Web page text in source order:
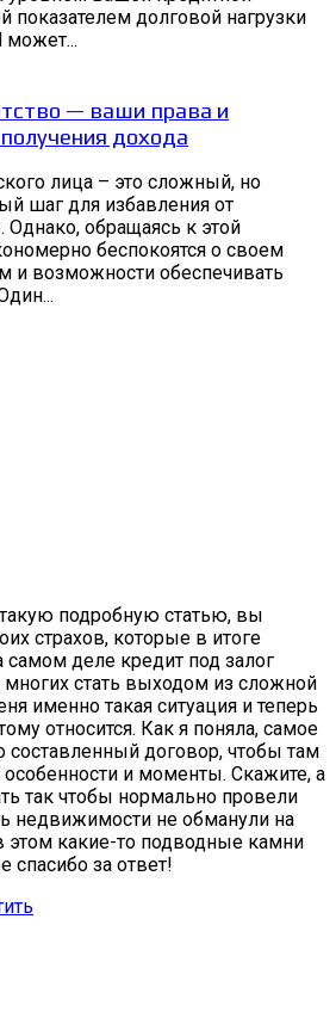
показателем долговой нагрузки
— ваши права и
дохода
лица – это сложный, но
шаг для избавления от
Однако, обращаясь к этой
беспокоятся о своем
и возможности обеспечивать
подробную статью, вы
страхов, которые в итоге
деле кредит под залог
стать выходом из сложной
именно такая ситуация и теперь
относится. Как я поняла, самое
составленный договор, чтобы там
и моменты. Скажите, а
так чтобы нормально провели
недвижимости не обманули на
этом какие-то подводные камни
спасибо за ответ!